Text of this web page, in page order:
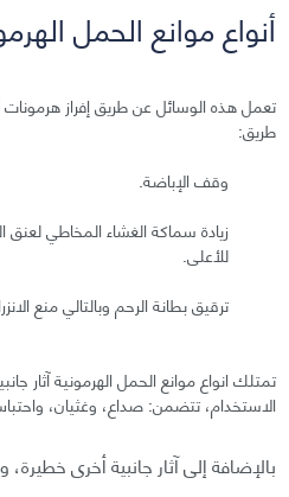
أنواع موانع الحمل
تعمل هذه الوسائل عن طريق إفراز هرمونات
طريق:
وقف الإباضة.
زيادة سماكة الغشاء المخاطي
للأعلى.
ترقيق بطانة الرحم وبالتالي منع
الاستخدام، تتضمن: صداع، وغثيان،
بالإضافة إلى آثار جانبية أخرى خطيرة،